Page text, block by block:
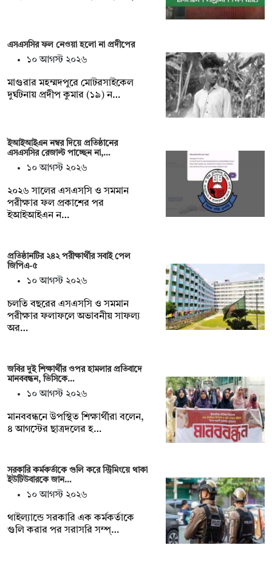
এসএসসির ফল নেওয়া হলো না প্রদীপের
১০ আগস্ট ২০২৬
মাগুরার মহম্মদপুরে মোটরসাইকেল
দুর্ঘটনায় প্রদীপ কুমার (১৯) ন…
ইআইআইএন নম্বর দিয়ে প্রতিষ্ঠানের
এসএসসির রেজাল্ট পাচ্ছেন না,…
১০ আগস্ট ২০২৬
২০২৬ সালের এসএসসি ও সমমান
পরীক্ষার ফল প্রকাশের পর
ইআইআইএন ন…
প্রতিষ্ঠানটির ২৪২ পরীক্ষার্থীর সবাই পেল
জিপিএ-৫
১০ আগস্ট ২০২৬
চলতি বছরের এসএসসি ও সমমান
পরীক্ষার ফলাফলে অভাবনীয় সাফল্য
অর…
জবির দুই শিক্ষার্থীর ওপর হামলার প্রতিবাদে
মানববন্ধন, ভিসিকে…
১০ আগস্ট ২০২৬
মানববন্ধনে উপস্থিত শিক্ষার্থীরা বলেন,
৪ আগস্টের ছাত্রদলের হ…
সরকারি কর্মকর্তাকে গুলি করে স্ট্রিমিংয়ে থাকা
ইউটিউবারকে জান…
১০ আগস্ট ২০২৬
থাইল্যান্ডে সরকারি এক কর্মকর্তাকে
গুলি করার পর সরাসরি সম্প্…